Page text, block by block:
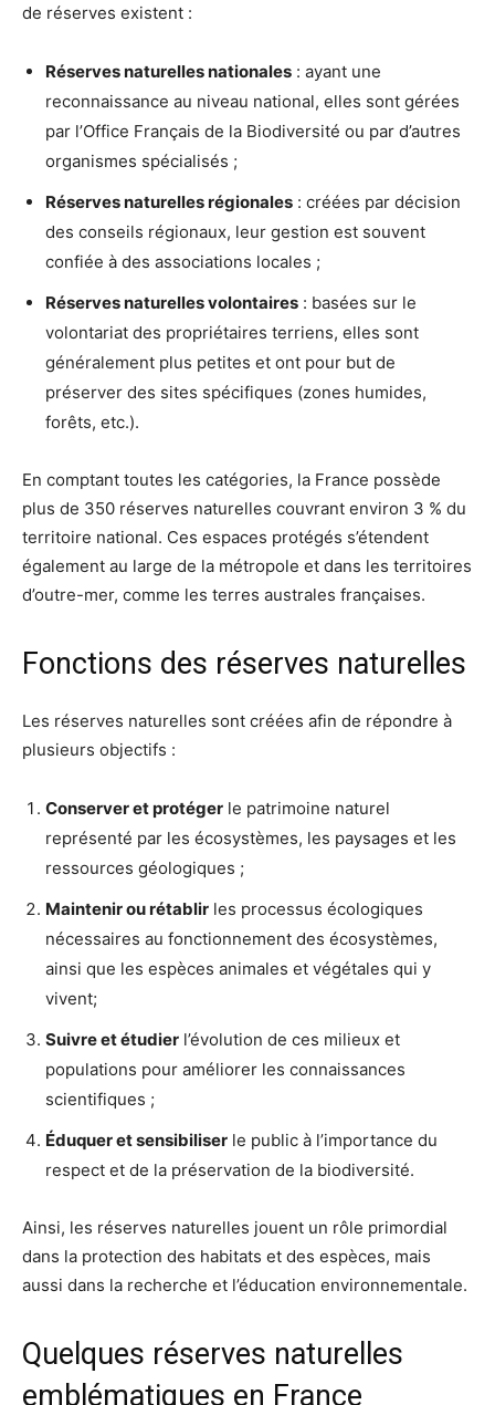
de réserves existent :
Réserves naturelles nationales : ayant une
reconnaissance au niveau national, elles sont gérées
par l’Office Français de la Biodiversité ou par d’autres
organismes spécialisés ;
Réserves naturelles régionales : créées par décision
des conseils régionaux, leur gestion est souvent
confiée à des associations locales ;
Réserves naturelles volontaires : basées sur le
volontariat des propriétaires terriens, elles sont
généralement plus petites et ont pour but de
préserver des sites spécifiques (zones humides,
forêts, etc.).
En comptant toutes les catégories, la France possède
plus de 350 réserves naturelles couvrant environ 3 % du
territoire national. Ces espaces protégés s’étendent
également au large de la métropole et dans les territoires
d’outre-mer, comme les terres australes françaises.
Fonctions des réserves naturelles
Les réserves naturelles sont créées afin de répondre à
plusieurs objectifs :
Conserver et protéger le patrimoine naturel
représenté par les écosystèmes, les paysages et les
ressources géologiques ;
Maintenir ou rétablir les processus écologiques
nécessaires au fonctionnement des écosystèmes,
ainsi que les espèces animales et végétales qui y
vivent;
Suivre et étudier l’évolution de ces milieux et
populations pour améliorer les connaissances
scientifiques ;
Éduquer et sensibiliser le public à l’importance du
respect et de la préservation de la biodiversité.
Ainsi, les réserves naturelles jouent un rôle primordial
dans la protection des habitats et des espèces, mais
aussi dans la recherche et l’éducation environnementale.
Quelques réserves naturelles
emblématiques en France